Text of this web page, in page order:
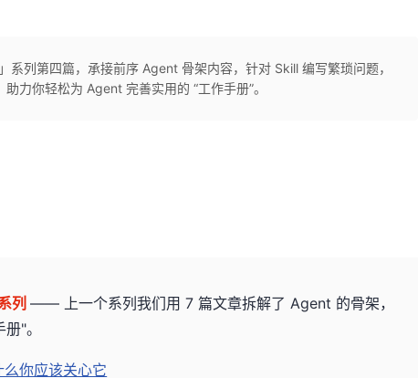
系列第四篇，承接前序 Agent 骨架内容，针对 Skill 编写繁琐问题，
力你轻松为 Agent 完善实用的 “工作手册”。
列—— 上一个系列我们用 7 篇文章拆解了 Agent 的骨架，
"。
你应该关心它